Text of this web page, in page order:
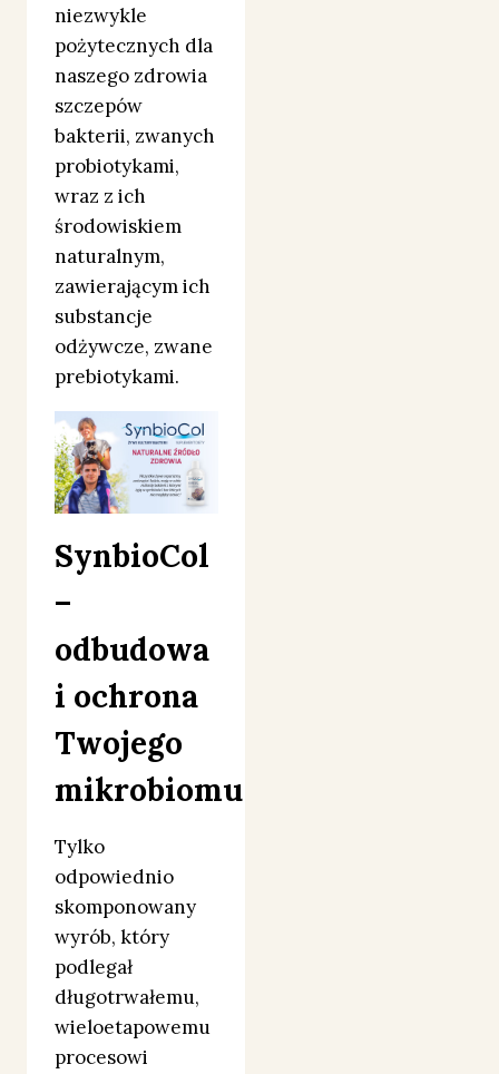
niezwykle
pożytecznych dla
naszego zdrowia
szczepów
bakterii, zwanych
probiotykami,
wraz z ich
środowiskiem
naturalnym,
zawierającym ich
substancje
odżywcze, zwane
prebiotykami.
SynbioCol
–
odbudowa
i ochrona
Twojego
mikrobiomu
Tylko
odpowiednio
skomponowany
wyrób, który
podlegał
długotrwałemu,
wieloetapowemu
procesowi